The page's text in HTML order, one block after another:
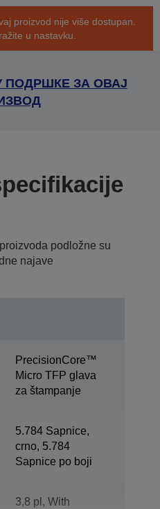
proizvod nije više dostupan.
u nastavku.
ПОДРШКЕ ЗА ОВАЈ
podložne su
najave
PrecisionCore™
Micro TFP glava
za štampanje
5.784 Sapnice,
crno, 5.784
Sapnice po boji
3,8 pl, With